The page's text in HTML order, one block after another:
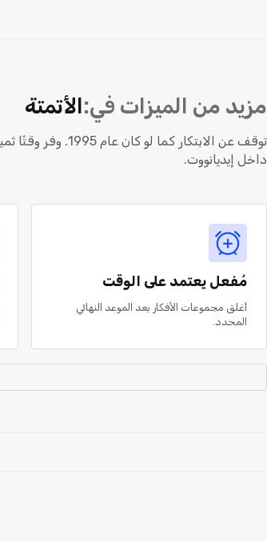
مزيد من الميزات في: الأتمتة
توقف عن الابتكار كما
داخل إيديانووت.
مُفعل يعتمد على الوقت
أغلق مجموعات الأفكار بعد الموعد النهائي
المحدد.